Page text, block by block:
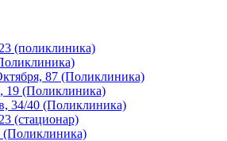
(поликлиника)
87 (Поликлиника)
19 (Поликлиника)
34/40 (Поликлиника)
(стационар)
(Поликлиника)